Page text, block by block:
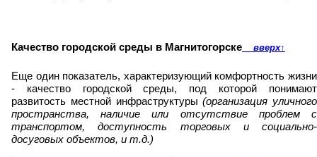
Качество городской среды в Магнитогорске вверх↑
Еще один показатель, характеризующий комфортность жизни
- качество городской среды, под которой понимают
развитость местной инфраструктуры(организация уличного
пространства, наличие или отсутствие проблем с
транспортом, доступность торговых и социально-
досуговых объектов, и т.д.)